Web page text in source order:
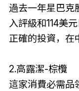
過去一年星巴克
入評級和114美
正確的投資，在
2.高露潔-棕欖
這家消費必需品